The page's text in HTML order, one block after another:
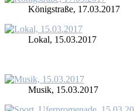
Kö­nig­stra­ße, 17.03.2017
Lo­kal, 15.03.2017
Mu­sik, 15.03.2017